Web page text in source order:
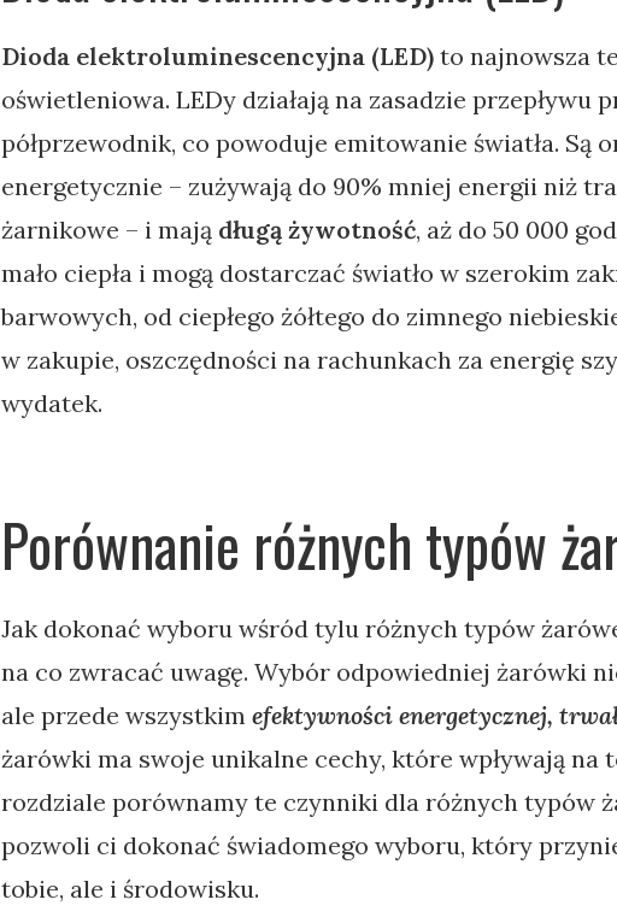
Dioda elektroluminescencyjna (LED) to najnowsza
oświetleniowa. LEDy działają na zasadzie przepływu
półprzewodnik, co powoduje emitowanie światła. Są
energetycznie – zużywają do 90% mniej energii niż
żarnikowe – i mają długą żywotność, aż do 50 000
mało ciepła i mogą dostarczać światło w szerokim
barwowych, od ciepłego żółtego do zimnego
w zakupie, oszczędności na rachunkach za energię
wydatek.
Porównanie różnych typów
Jak dokonać wyboru wśród tylu różnych typów
na co zwracać uwagę. Wybór odpowiedniej żarówki
ale przede wszystkim efektywności energetycznej,
żarówki ma swoje unikalne cechy, które wpływają na
rozdziale porównamy te czynniki dla różnych typów
pozwoli ci dokonać świadomego wyboru, który
tobie, ale i środowisku.